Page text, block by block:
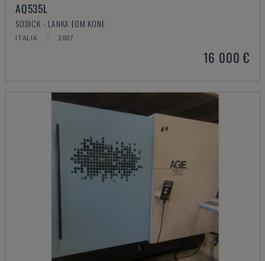
AQ535L
SODICK - LANKA EDM KONE
ITALIA 2007
16 000 €